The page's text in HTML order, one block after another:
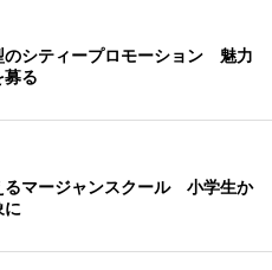
のシティープロモーション 魅力
募る
るマージャンスクール 小学生か
に